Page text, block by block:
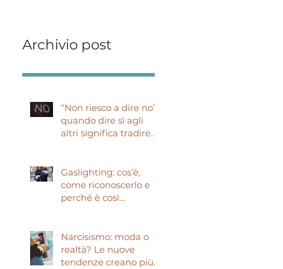
Archivio post
“Non riesco a dire no”:
quando dire sì agli
altri significa tradire
Gaslighting: cos’è,
come riconoscerlo e
perché è così
Narcisismo: moda o
realtà? Le nuove
tendenze creano più